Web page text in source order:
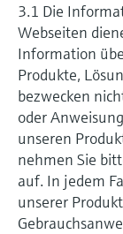
3.1 Die
Webseiten
Information
Produkte,
bezwecken
oder
unseren
nehmen Sie
auf. In jedem
unserer